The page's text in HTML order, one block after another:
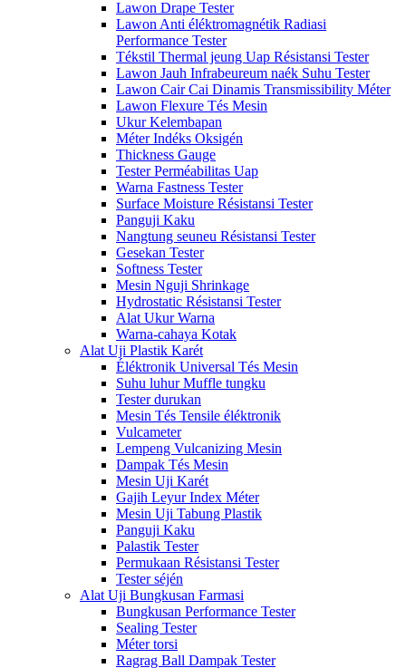
Lawon Drape Tester
Lawon Anti éléktromagnétik Radiasi
Performance Tester
Tékstil Thermal jeung Uap Résistansi Tester
Lawon Jauh Infrabeureum naék Suhu Tester
Lawon Cair Cai Dinamis Transmissibility Méter
Lawon Flexure Tés Mesin
Ukur Kelembapan
Méter Indéks Oksigén
Thickness Gauge
Tester Perméabilitas Uap
Warna Fastness Tester
Surface Moisture Résistansi Tester
Panguji Kaku
Nangtung seuneu Résistansi Tester
Gesekan Tester
Softness Tester
Mesin Nguji Shrinkage
Hydrostatic Résistansi Tester
Alat Ukur Warna
Warna-cahaya Kotak
Alat Uji Plastik Karét
Éléktronik Universal Tés Mesin
Suhu luhur Muffle tungku
Tester durukan
Mesin Tés Tensile éléktronik
Vulcameter
Lempeng Vulcanizing Mesin
Dampak Tés Mesin
Mesin Uji Karét
Gajih Leyur Index Méter
Mesin Uji Tabung Plastik
Panguji Kaku
Palastik Tester
Permukaan Résistansi Tester
Tester séjén
Alat Uji Bungkusan Farmasi
Bungkusan Performance Tester
Sealing Tester
Méter torsi
Ragrag Ball Dampak Tester